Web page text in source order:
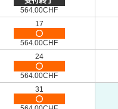
564.00CHF
17
564.00CHF
24
564.00CHF
31